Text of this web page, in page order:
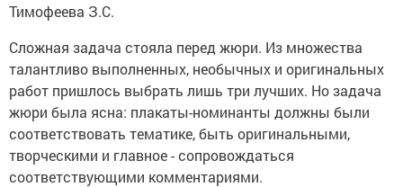
Тимофеева З.С.
Сложная задача стояла перед жюри. Из множества
талантливо выполненных, необычных и оригинальных
работ пришлось выбрать лишь три лучших. Но задача
жюри была ясна: плакаты-номинанты должны были
соответствовать тематике, быть оригинальными,
творческими и главное - сопровождаться
соответствующими комментариями.